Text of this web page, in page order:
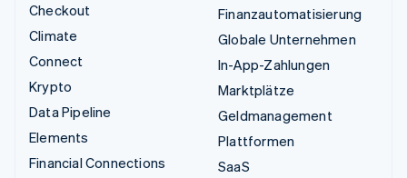
Checkout
Climate
Connect
Krypto
Data Pipeline
Elements
Financial Connections
Finanzautomatisierung
Globale Unternehmen
In-App-Zahlungen
Marktplätze
Geldmanagement
Plattformen
SaaS